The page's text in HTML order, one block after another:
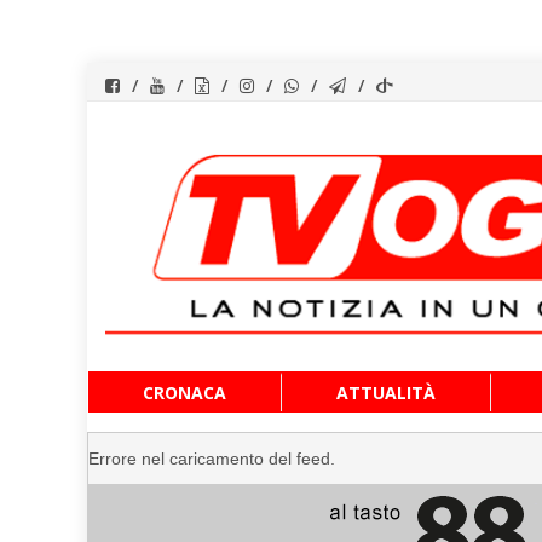
al
contenuto
CRONACA ATTUALITÀ
Errore nel caricamento del feed.